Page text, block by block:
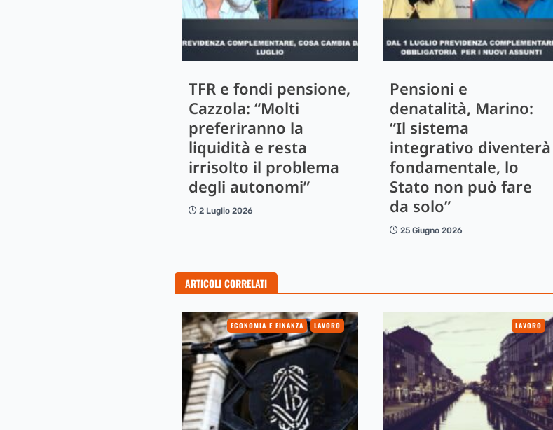
TFR e fondi pensione,
Cazzola: “Molti
preferiranno la
liquidità e resta
irrisolto il problema
degli autonomi”
2 Luglio 2026
Pensioni e
denatalità, Marino:
“Il sistema
integrativo diventerà
fondamentale, lo
Stato non può fare
da solo”
25 Giugno 2026
ARTICOLI CORRELATI
ECONOMIA E FINANZA LAVORO LAVORO